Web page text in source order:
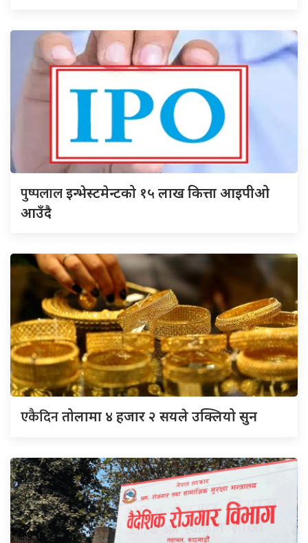
पुष्पलालइन्भेस्टमेन्टको १५ लाख कित्ता आइपीओ
आउँदै
एकैदिनतोलामा ४ हजार २ सयले उक्लियो सुन